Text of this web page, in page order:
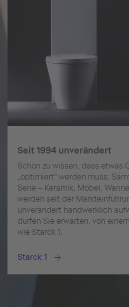
Seit 1994 unverändert
Schön zu wissen, dass etwas
„optimiert“ werden muss:
Serie – Keramik, Möbel,
werden seit der
unverändert handwerklich
dürfen Sie erwarten, von
wie Starck 1.
Starck 1